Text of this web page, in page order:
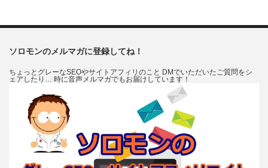
ソロモンのメルマガに登録してね！
ちょっとグレーなSEOやサイトアフィリのこと DMでいただいたご質問をシ
ェアしたり… 時に音声メルマガでもお届けしています！